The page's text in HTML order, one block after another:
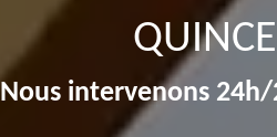
Nous intervenons